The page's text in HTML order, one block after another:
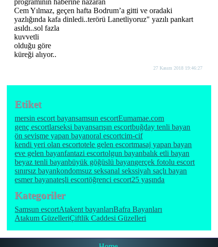
programının haberine nazaran
Cem Yılmaz, geçen hafta Bodrum’a gitti ve oradaki
yazlığında kafa dinledi..terörü Lanetliyoruz" yazılı pankart
asıldı..sol fazla
kuvvetli
olduğu göre
küreği alıyor..
27 Kasım 2018 19:46:27
Etiket
mersin escort bayansamsun escortEumamae.com
genç escortlarseksi bayansarışın escortbuğday tenli bayan
ön sevişme yapan bayanoral escortcim-cif
kendi yeri olan escortotele gelen escortmasaj yapan bayan
eve gelen bayanfantazi escortolgun bayanbalık etli bayan
beyaz tenli bayanbüyük göğüslü bayangerçek fotolu escort
sınırsız bayankondomsuz seksanal sekssiyah saçlı bayan
esmer bayanateşli escortöğrenci escort25 yaşında
Kategoriler
Samsun escortAtakent bayanlarıBafra Bayanları
Atakum GüzelleriÇiftlik Caddesi Güzelleri